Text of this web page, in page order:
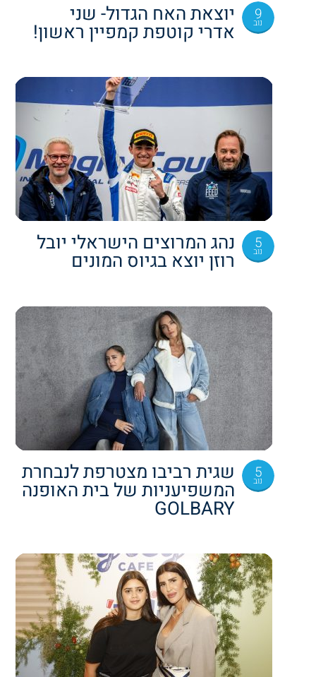
9
נוב יוצאת האח הגדול- שני
אדרי קוטפת קמפיין ראשון!
5
נוב נהג המרוצים הישראלי יובל
רוזן יוצא בגיוס המונים
5
נוב שגית רביבו מצטרפת לנבחרת
המשפיעניות של בית האופנה
GOLBARY